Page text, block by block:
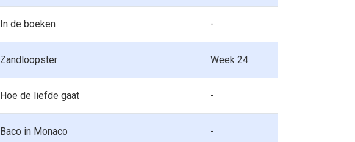
In de boeken -
Zandloopster Week 24
Hoe de liefde gaat -
Baco in Monaco -